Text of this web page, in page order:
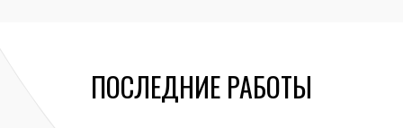
ПОСЛЕДНИЕ РАБОТЫ